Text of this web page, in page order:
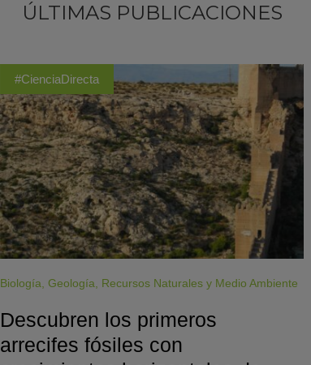
ÚLTIMAS PUBLICACIONES
#CienciaDirecta
Biología ,Geología Recursos Naturales y Medio Ambiente
Descubren los primeros
arrecifes fósiles con